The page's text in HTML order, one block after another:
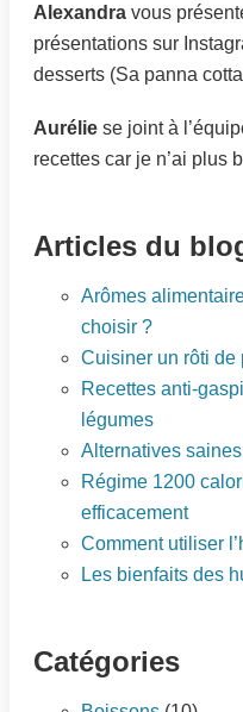
Alexandra vous
présentations sur
desserts (Sa panna
Aurélie se joint à
recettes car je n’ai plus
Articles du
Arômes
choisir ?
Cuisiner un rôti de
Recettes anti-
légumes
Alternatives
Régime 1200
efficacement
Comment utiliser
Les bienfaits des
Catégories